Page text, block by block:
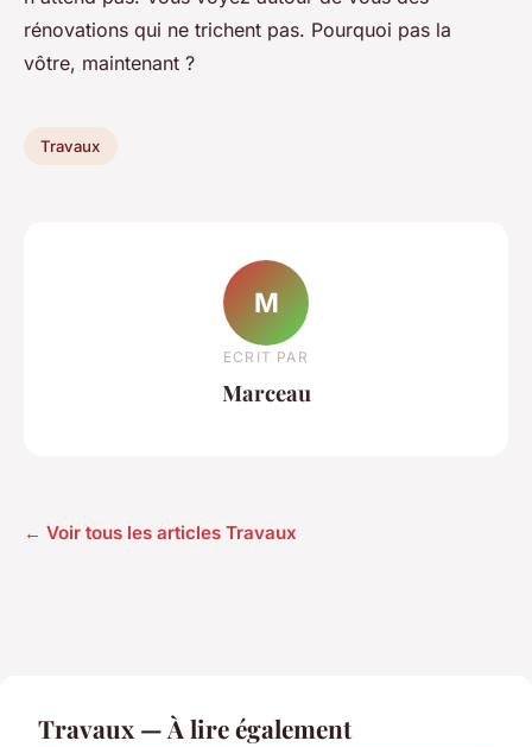
rénovations qui ne trichent pas. Pourquoi pas la
vôtre, maintenant ?
Travaux
M
ECRIT PAR
Marceau
← Voir tous les articles Travaux
Travaux — À lire également